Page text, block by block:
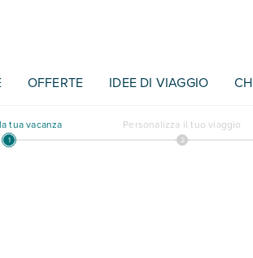
OFFERTE IDEE DI VIAGGIO
tua vacanza Personalizza il tuo viaggio